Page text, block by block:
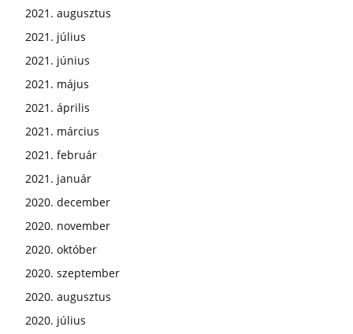
2021. augusztus
2021. július
2021. június
2021. május
2021. április
2021. március
2021. február
2021. január
2020. december
2020. november
2020. október
2020. szeptember
2020. augusztus
2020. július